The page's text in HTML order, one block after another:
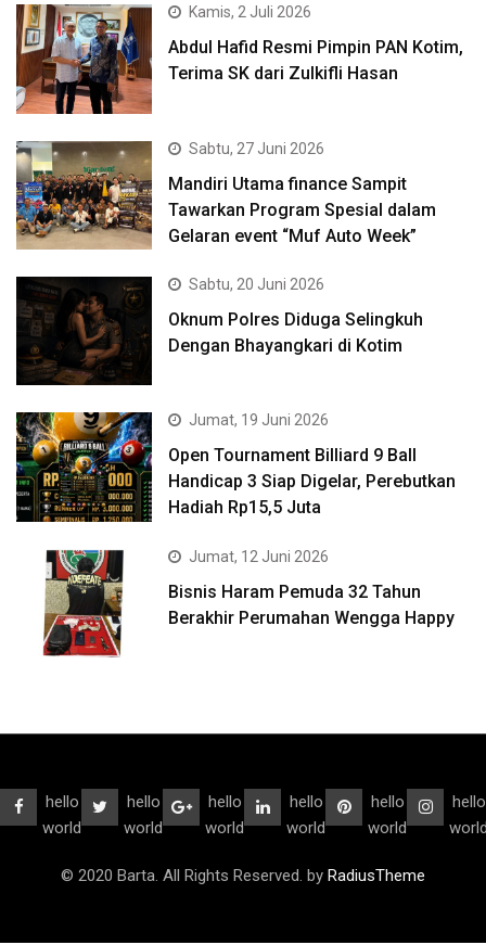
Kamis, 2 Juli 2026
Abdul Hafid Resmi Pimpin PAN Kotim,
Terima SK dari Zulkifli Hasan
Sabtu, 27 Juni 2026
Mandiri Utama finance Sampit
Tawarkan Program Spesial dalam
Gelaran event “Muf Auto Week”
Sabtu, 20 Juni 2026
Oknum Polres Diduga Selingkuh
Dengan Bhayangkari di Kotim
Jumat, 19 Juni 2026
Open Tournament Billiard 9 Ball
Handicap 3 Siap Digelar, Perebutkan
Hadiah Rp15,5 Juta
Jumat, 12 Juni 2026
Bisnis Haram Pemuda 32 Tahun
Berakhir Perumahan Wengga Happy
hello
world
hello
world
hello
world
hello
world
hello
world
hello
© 2020 Barta. All Rights Reserved. by RadiusTheme